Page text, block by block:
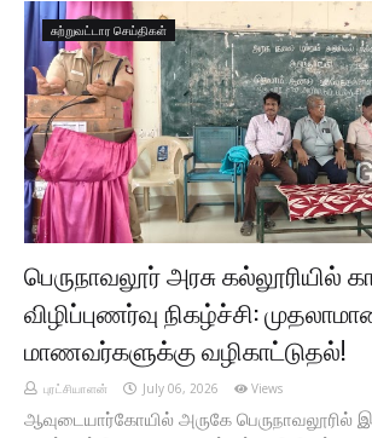
சுற்றுவட்டார செய்திகள்
பெருநாவலூர் அரசு கல்லூரியில்
விழிப்புணர்வு நிகழ்ச்சி:
மாணவர்களுக்கு வழிகாட்டுதல்!
புரட்சியாளன் July 06, 2026 Views
ஆவுடையார்கோயில் அருகே பெருநாவலூரில்